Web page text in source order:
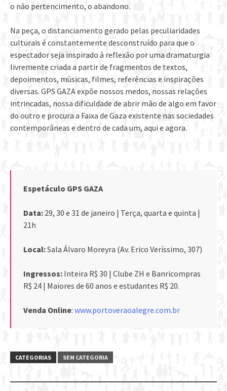
o não pertencimento, o abandono.
Na peça, o distanciamento gerado pelas peculiaridades
culturais é constantemente desconstruído para que o
espectador seja inspirado à reflexão por uma dramaturgia
livremente criada a partir de fragmentos de textos,
depoimentos, músicas, filmes, referências e inspirações
diversas. GPS GAZA expõe nossos medos, nossas relações
intrincadas, nossa dificuldade de abrir mão de algo em favor
do outro e procura a Faixa de Gaza existente nas sociedades
contemporâneas e dentro de cada um, aqui e agora.
Espetáculo GPS GAZA
Data: 29, 30 e 31 de janeiro | Terça, quarta e quinta |
21h
Local:Sala Álvaro Moreyra (Av. Erico Veríssimo, 307)
Ingressos: Inteira R$ 30 | Clube ZH e Banricompras
R$ 24 | Maiores de 60 anos e estudantes R$ 20.
Venda Online: www.portoveraoalegre.com.br
CATEGORIAS SEM CATEGORIA